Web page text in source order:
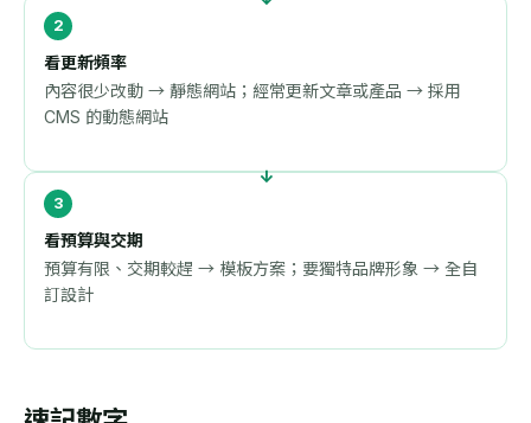
看更新頻率
內容很少改動 → 靜態網站；經常更新文章或產品 → 採用
CMS 的動態網站
看預算與交期
預算有限、交期較趕 → 模板方案；要獨特品牌形象 → 全自
訂設計